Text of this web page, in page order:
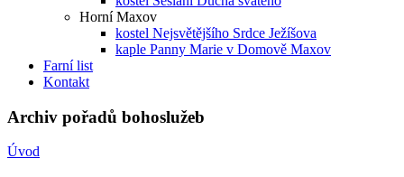
Horní Maxov
kostel Nejsvětějšího Srdce Ježíšova
kaple Panny Marie v Domově Maxov
Farní list
Kontakt
Archiv pořadů bohoslužeb
Úvod